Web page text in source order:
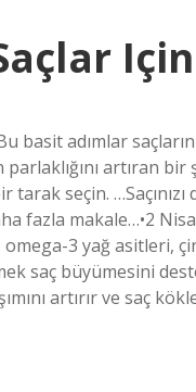
basit adımlar
artıran
seçin.
makale…•2
3 yağ asitleri,
saç büyümesini
artırır ve saç